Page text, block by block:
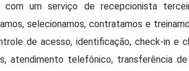
com um serviço de recepcionista
selecionamos, contratamos e
de acesso, identificação, check-in e
atendimento telefônico, transferência